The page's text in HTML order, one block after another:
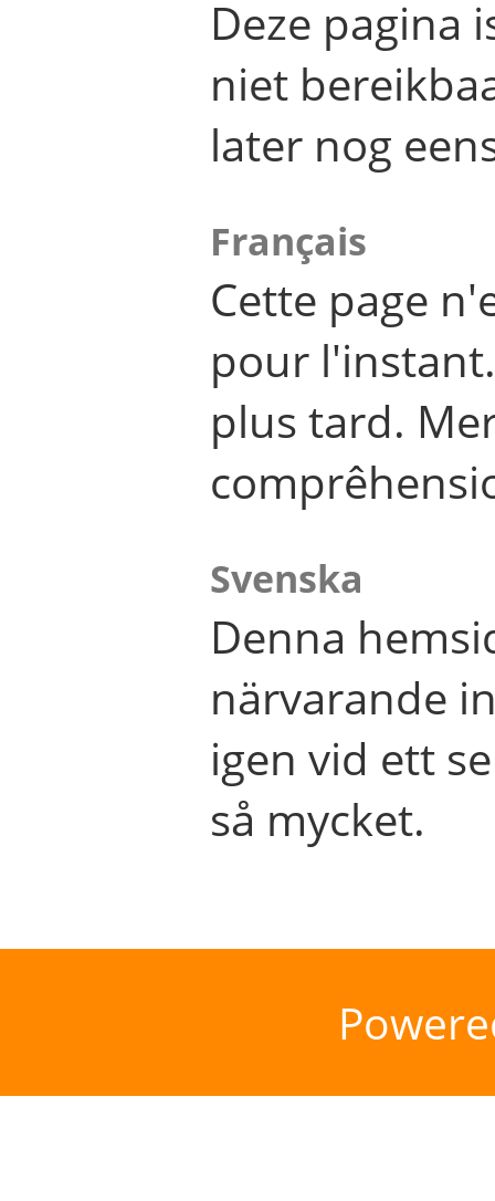
Deze pagina
niet
later nog
Français
Cette page
pour
plus tard.
Svenska
Denna
närvarande
igen vid ett
så mycket.